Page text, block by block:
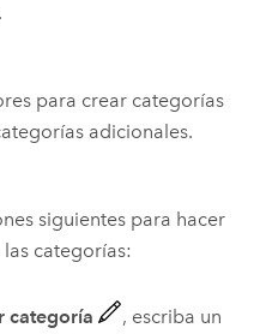
para crear categorías
adicionales.
siguientes para hacer
categorías:
categoría
, escriba un